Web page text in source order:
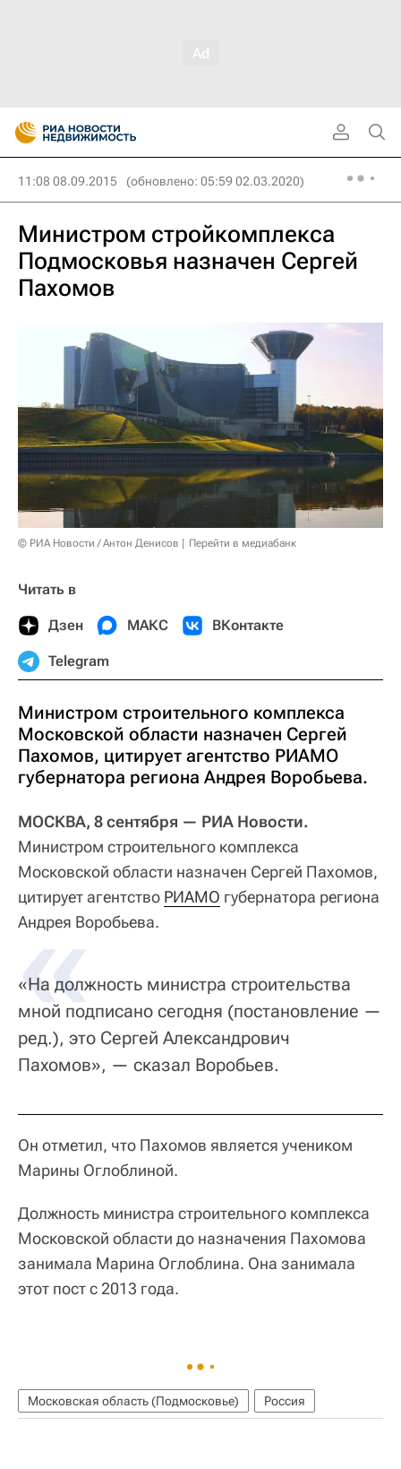
11:08 08.09.2015 (обновлено: 05:59 02.03.2020)
Министром стройкомплекса
Подмосковья назначен Сергей
Пахомов
© РИА Новости / Антон Денисов Перейти в медиабанк
Читать в
Дзен МАКС ВКонтакте
Telegram
Министром строительного комплекса
Московской области назначен Сергей
Пахомов, цитирует агентство РИАМО
губернатора региона Андрея Воробьева.
МОСКВА, 8 сентября — РИА Новости.
Министром строительного комплекса
Московской области назначен Сергей Пахомов,
цитирует агентство РИАМО губернатора региона
Андрея Воробьева.
«На должность министра строительства
мной подписано сегодня (постановление —
ред.), это Сергей Александрович
Пахомов», — сказал Воробьев.
Он отметил, что Пахомов является учеником
Марины Оглоблиной.
Должность министра строительного комплекса
Московской области до назначения Пахомова
занимала Марина Оглоблина. Она занимала
этот пост с 2013 года.
Московская область (Подмосковье) Россия